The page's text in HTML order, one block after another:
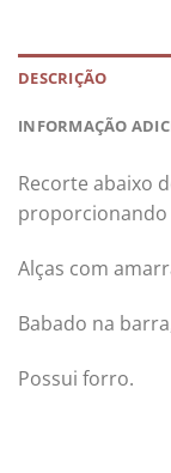
DESCRIÇÃO
INFORMAÇÃO
Recorte abaixo
proporcionando
Alças com
Babado na
Possui forro.